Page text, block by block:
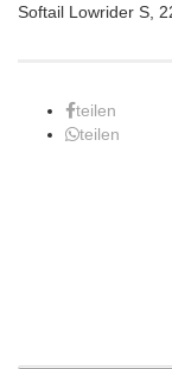
Softail Lowrider S,
teilen
teilen